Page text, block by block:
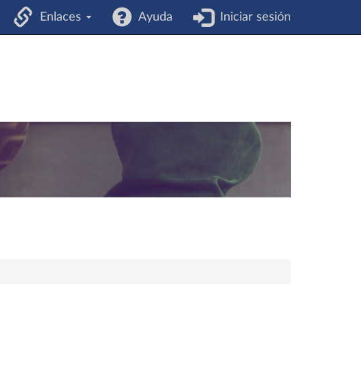
Enlaces Ayuda Iniciar sesión